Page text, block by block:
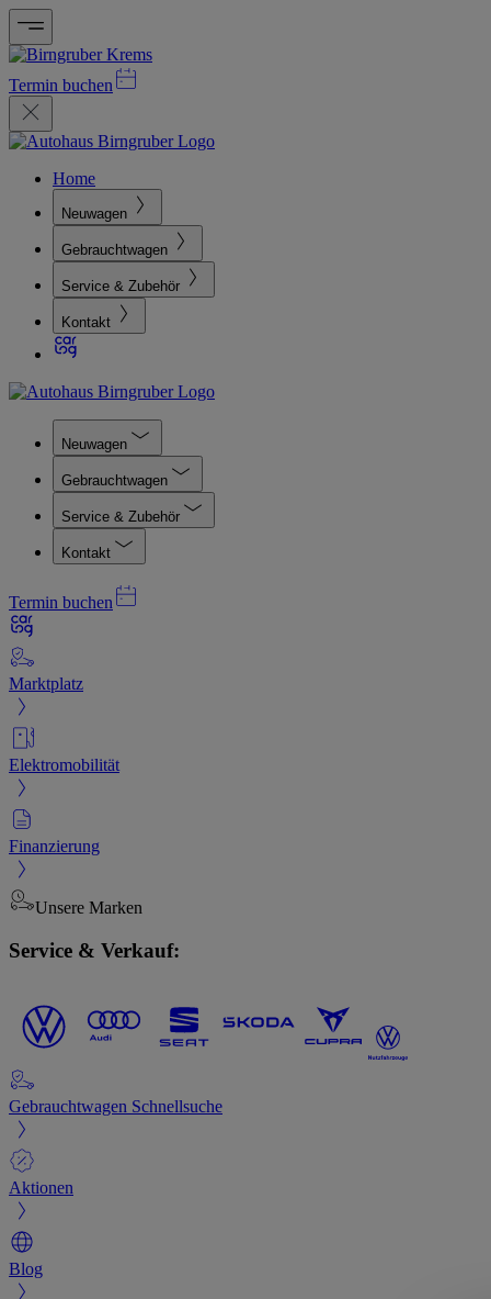
Termin buchen
Home
Neuwagen
Gebrauchtwagen
Service & Zubehör
Kontakt
Neuwagen
Gebrauchtwagen
Service & Zubehör
Kontakt
Termin buchen
Marktplatz
Elektromobilität
Finanzierung
Unsere Marken
Service & Verkauf:
Gebrauchtwagen Schnellsuche
Aktionen
Blog